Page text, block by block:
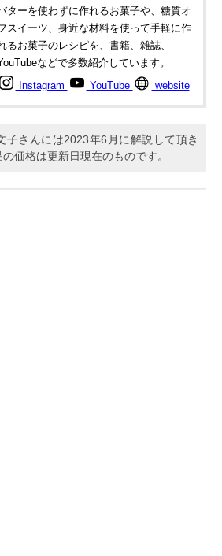
ターを使わずに作れるお菓子や、糖質オ
スイーツ、身近な材料を使って手軽に作
るお菓子のレシピを、書籍、雑誌、
などで多数紹介しています。
Instagram YouTube website
子さんには2023年6月に解説して頂き
価格は更新日現在のものです。